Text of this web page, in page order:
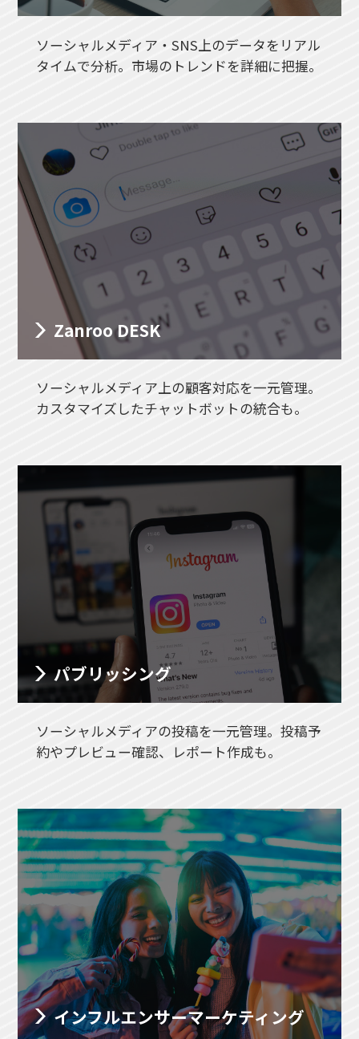
ソーシャルメディア・SNS上のデータをリアル
タイムで分析。市場のトレンドを詳細に把握。
Zanroo DESK
ソーシャルメディア上の顧客対応を一元管理。
カスタマイズしたチャットボットの統合も。
パブリッシング
ソーシャルメディアの投稿を一元管理。投稿予
約やプレビュー確認、レポート作成も。
インフルエンサーマーケティング